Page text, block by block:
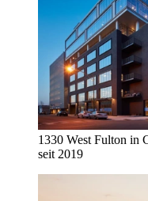
1330 West Fulton in
seit 2019